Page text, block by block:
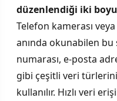
düzenlendiği iki
Telefon kamerası
anında okunabilen
numarası, e-posta
gibi çeşitli veri
kullanılır. Hızlı veri